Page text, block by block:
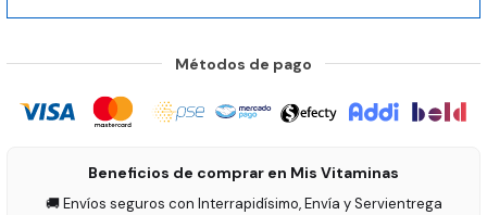
Métodos de pago
Beneficios de comprar en Mis Vitaminas
🚚 Envíos seguros con Interrapidísimo, Envía y Servientrega